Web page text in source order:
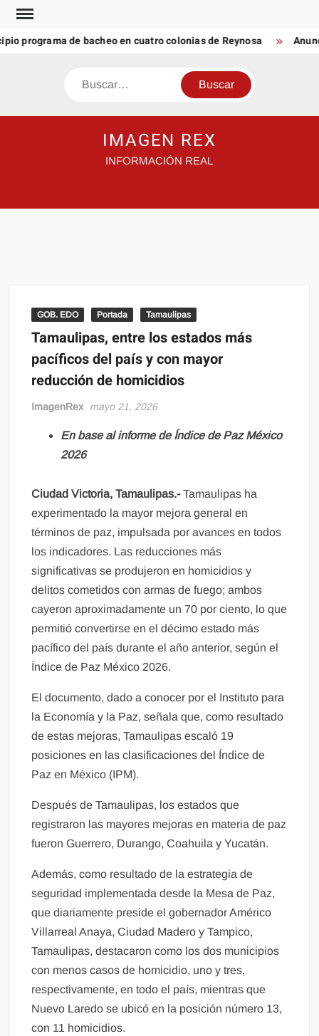
Saltar
contenido
programa de bacheo en cuatro colonias de Reynosa
Buscar
IMAGEN REX
INFORMACIÓN REAL
GOB. EDO Portada Tamaulipas
Tamaulipas, entre los estados más
pacíficos del país y con mayor
reducción de homicidios
ImagenRex mayo 21, 2026
En base al informe de Índice de Paz México
2026
Ciudad Victoria, Tamaulipas.-Tamaulipas ha
experimentado la mayor mejora general en
términos de paz, impulsada por avances en todos
los indicadores. Las reducciones más
significativas se produjeron en homicidios y
delitos cometidos con armas de fuego; ambos
cayeron aproximadamente un 70 por ciento, lo que
permitió convertirse en el décimo estado más
pacífico del país durante el año anterior, según el
Índice de Paz México 2026.
El documento, dado a conocer por el Instituto para
la Economía y la Paz, señala que, como resultado
de estas mejoras, Tamaulipas escaló 19
posiciones en las clasificaciones del Índice de
Paz en México (IPM).
Después de Tamaulipas, los estados que
registraron las mayores mejoras en materia de paz
fueron Guerrero, Durango, Coahuila y Yucatán.
Además, como resultado de la estrategia de
seguridad implementada desde la Mesa de Paz,
que diariamente preside el gobernador Américo
Villarreal Anaya, Ciudad Madero y Tampico,
Tamaulipas, destacaron como los dos municipios
con menos casos de homicidio, uno y tres,
respectivamente, en todo el país, mientras que
Nuevo Laredo se ubicó en la posición número 13,
con 11 homicidios.